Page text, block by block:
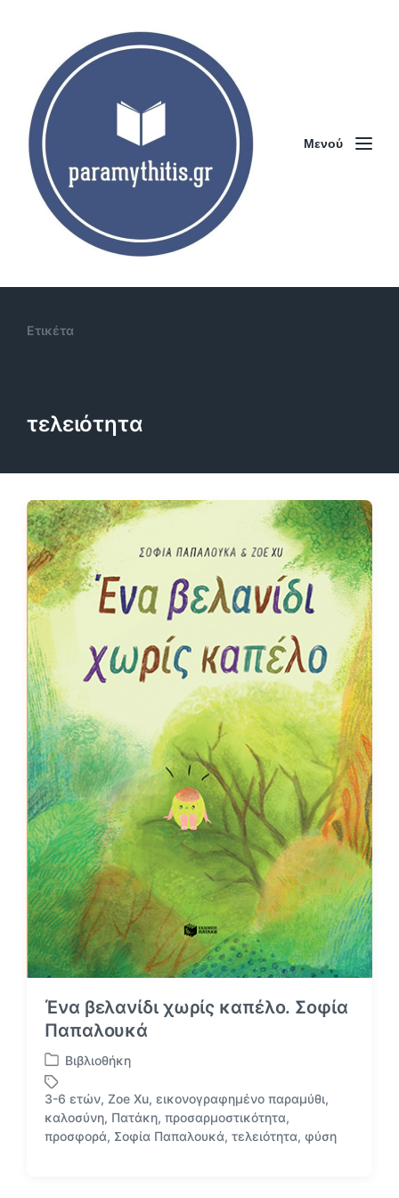
Μενού
Ετικέτα
τελειότητα
Ένα βελανίδι χωρίς καπέλο. Σοφία
Παπαλουκά
Α
ν
α
ρ
τ
Βιβλιοθήκη
Μ
ε
3-6 ετών, Zoe Xu, εικονογραφημένο παραμύθι,
καλοσύνη, Πατάκη, προσαρμοστικότητα,
προσφορά, Σοφία Παπαλουκά, τελειότητα, φύση